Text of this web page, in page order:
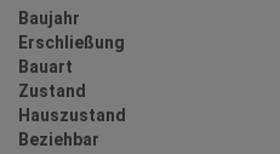
Baujahr
Erschließung
Bauart
Zustand
Hauszustand
Beziehbar